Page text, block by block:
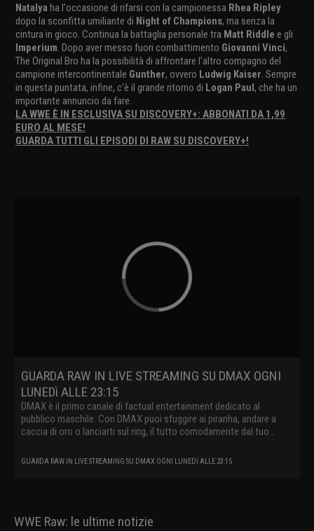
Natalya ha l'occasione di rifarsi con la campionessa Rhea Ripley
dopo la sconfitta umiliante di Night of Champions, ma senza la
cintura in gioco. Continua la battaglia personale tra Matt Riddle e gli
Imperium. Dopo aver messo fuori combattimento Giovanni Vinci,
The Original Bro ha la possibilità di affrontare l'altro compagno del
campione intercontinentale Gunther, ovvero Ludwig Kaiser. Sempre
in questa puntata, infine, c'è il grande ritorno di Logan Paul, che ha un
importante annuncio da fare.
LA WWE È IN ESCLUSIVA SU DISCOVERY+: ABBONATI DA 1,99
EURO AL MESE!
GUARDA TUTTI GLI EPISODI DI RAW SU DISCOVERY+!
GUARDA RAW IN LIVE STREAMING SU DMAX OGNI
LUNEDì ALLE 23:15
DMAX è il primo canale di factual entertainment dedicato al
pubblico maschile. Con DMAX puoi sfuggire ai piranha, andare a
caccia di oro o lanciarti sul ring, il tutto comodamente dal tuo
GUARDA RAW IN LIVE STREAMING SU DMAX OGNI LUNEDì ALLE 23:15
WWE Raw: le ultime notizie